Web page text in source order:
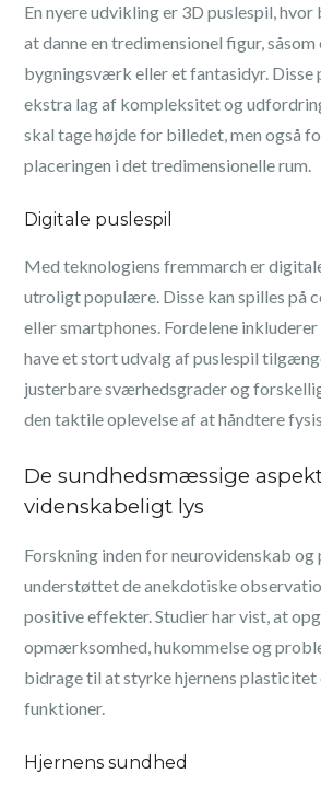
En nyere udvikling er 3D puslespil,
at danne en tredimensionel figur,
bygningsværk eller et fantasidyr. Disse
ekstra lag af kompleksitet og
skal tage højde for billedet, men også
placeringen i det tredimensionelle rum.
Digitale puslespil
Med teknologiens fremmarch er
utroligt populære. Disse kan spilles på
eller smartphones. Fordelene
have et stort udvalg af puslespil
justerbare sværhedsgrader og
den taktile oplevelse af at håndtere
De sundhedsmæssige
videnskabeligt lys
Forskning inden for neurovidenskab
understøttet de anekdotiske
positive effekter. Studier har vist, at
opmærksomhed, hukommelse og
bidrage til at styrke hjernens
funktioner.
Hjernens sundhed